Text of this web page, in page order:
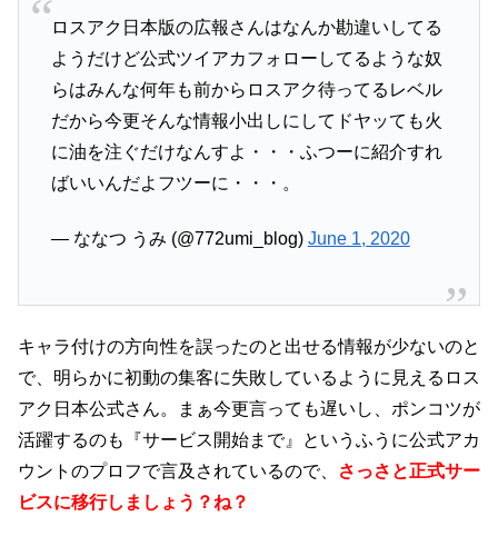
ロスアク日本版の広報さんはなんか勘違いしてる
ようだけど公式ツイアカフォローしてるような奴
らはみんな何年も前からロスアク待ってるレベル
だから今更そんな情報小出しにしてドヤッても火
に油を注ぐだけなんすよ・・・ふつーに紹介すれ
ばいいんだよフツーに・・・。
— ななつ うみ (@772umi_blog) June 1, 2020
キャラ付けの方向性を誤ったのと出せる情報が少ないのと
で、明らかに初動の集客に失敗しているように見えるロス
アク日本公式さん。まぁ今更言っても遅いし、ポンコツが
活躍するのも『サービス開始まで』というふうに公式アカ
ウントのプロフで言及されているので、
さっさと正式サー
ビスに移行しましょう？ね？